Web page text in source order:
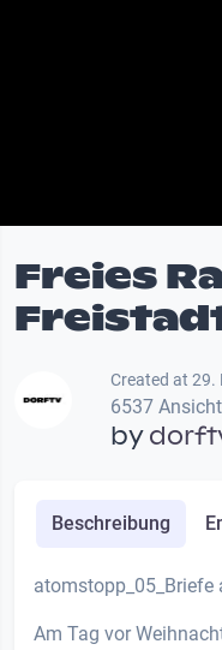
Freies
Created at 29.
6537
by
Beschreibung
atomstopp_05_Briefe
Am Tag vor